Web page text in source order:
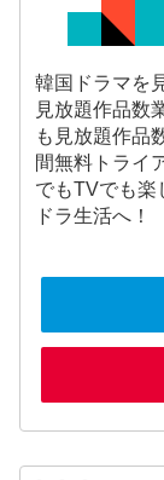
韓国ドラマを
見放題作品数
も見放題作品
間無料トライ
でもTVでも楽
ドラ生活へ！